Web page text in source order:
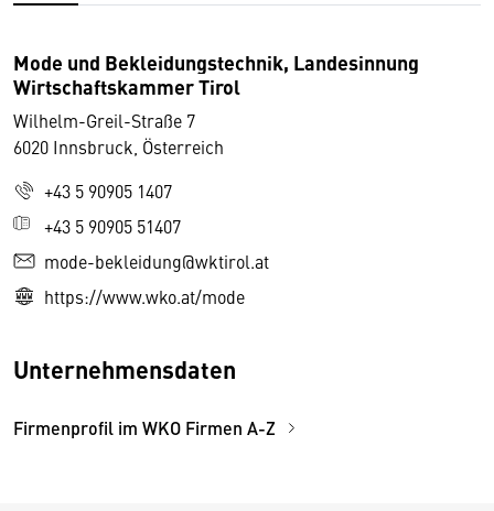
Mode und Bekleidungstechnik, Landesinnung
Wirtschaftskammer Tirol
Wilhelm-Greil-Straße 7
6020 Innsbruck, Österreich
+43 5 90905 1407
+43 5 90905 51407
mode-bekleidung@wktirol.at
https://www.wko.at/mode
Unternehmensdaten
Firmenprofil im WKO Firmen A-Z